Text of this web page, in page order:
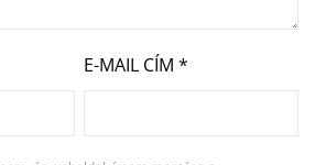
E-MAIL CÍM *